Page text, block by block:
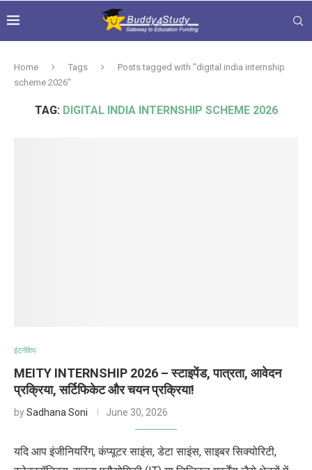
Home Tags
Posts tagged with "digital india internship
scheme 2026"
TAG: DIGITAL INDIA INTERNSHIP SCHEME 2026
इंटर्नशिप
MEITY INTERNSHIP 2026 – स्टाइपेंड, पात्रता, आवेदन
प्रक्रिया, सर्टिफिकेट और चयन प्रक्रिया!
bySadhana Soni June 30, 2026
यदि आप इंजीनियरिंग, कंप्यूटर साइंस, डेटा साइंस, साइबर सिक्योरिटी,